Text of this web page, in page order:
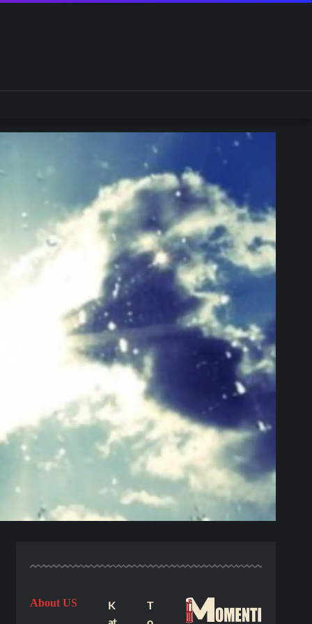
About US
K
T